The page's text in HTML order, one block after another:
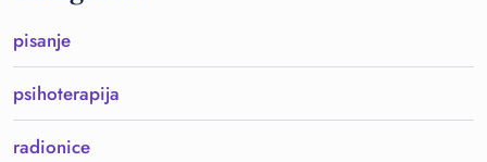
pisanje
psihoterapija
radionice